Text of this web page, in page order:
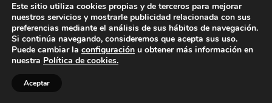
Este sitio utiliza cookies propias y de terceros para mejorar
nuestros servicios y mostrarle publicidad relacionada con sus
preferencias mediante el análisis de sus hábitos de navegación.
Si continúa navegando, consideremos que acepta sus uso.
Puede cambiar la configuración u obtener más información en
nuestra Política de cookies.
Aceptar